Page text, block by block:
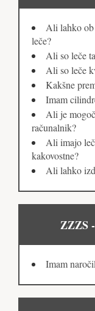
Ali lahko ob
leče?
Ali so leče
Ali so leče
Kakšne
Imam
Ali je
računalnik?
Ali imajo
kakovostne?
Ali lahko
ZZZS
Imam